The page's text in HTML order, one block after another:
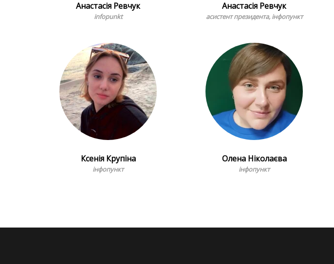
Анастасія Ревчук
infopunkt
Анастасія Ревчук
асистент президента, інфопункт
Ксенія Крупіна
інфопункт
Олена Ніколаєва
інфопункт